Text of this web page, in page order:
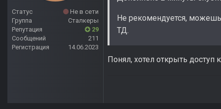
Статус
Не в сети
Группа
Сталкеры
Репутация
29
Сообщений
211
Регистрация
14.06.2023
Не рекомендуется,
ТД.
Понял, хотел открыть